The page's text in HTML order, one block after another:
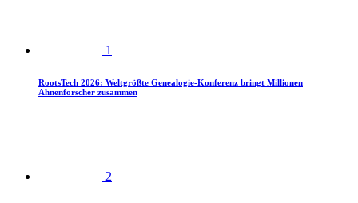
1
RootsTech 2026: Weltgrößte Genealogie-Konferenz bringt Millionen
Ahnenforscher zusammen
2